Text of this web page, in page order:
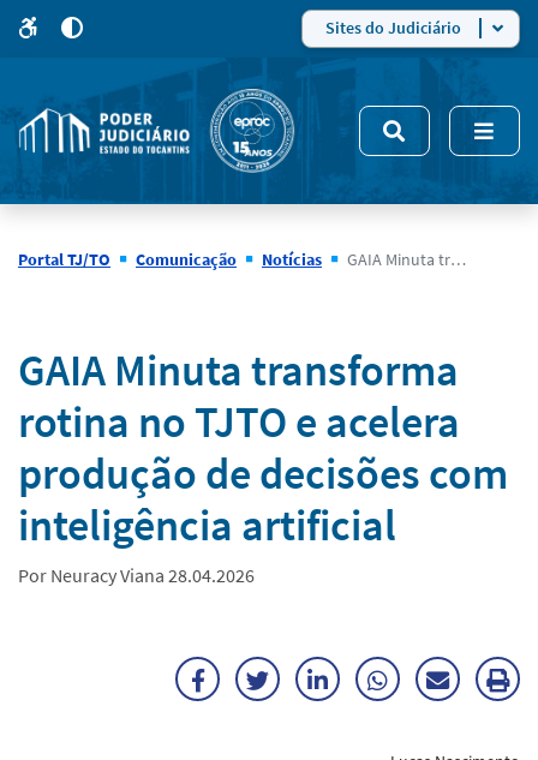
site
5
modo
de
alto
Sites do Judiciário
Portal TJ/TO Comunicação Notícias GAIA Minuta transforma rotina no TJTO e acelera produção de decisões com inteligência artificial
Notícias
GAIA Minuta transforma
rotina no TJTO e acelera
produção de decisões com
inteligência artificial
Por Neuracy Viana 28.04.2026
FacebookTwitterLinkedInWhatsApp
Enviar